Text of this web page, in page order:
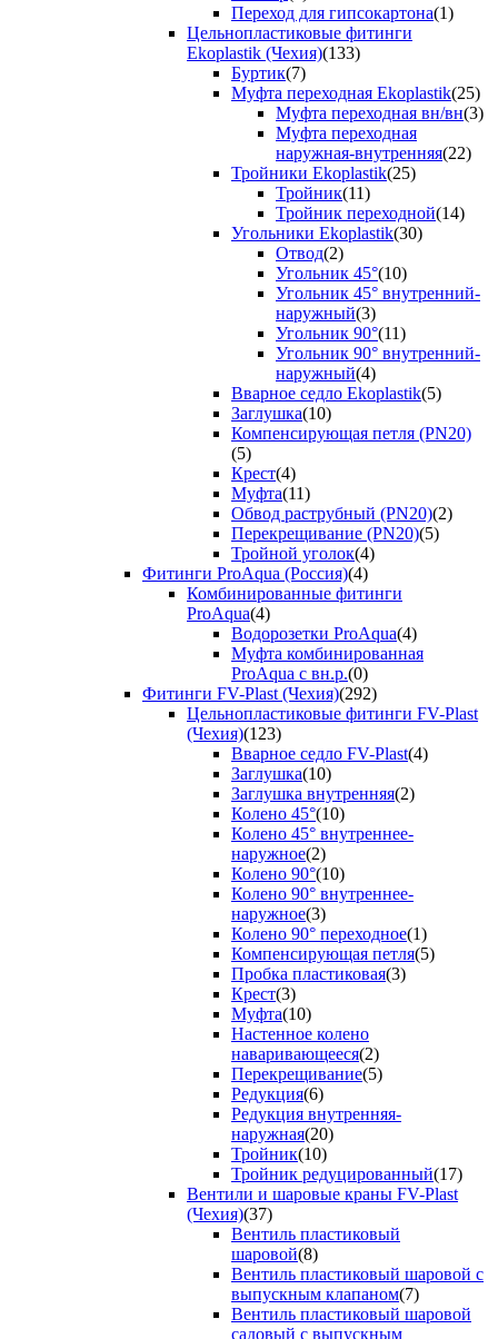
Переход для гипсокартона(1)
Цельнопластиковые фитинги
Ekoplastik (Чехия)(133)
Буртик(7)
Муфта переходная Ekoplastik(25)
Муфта переходная вн/вн(3)
Муфта переходная
наружная-внутренняя(22)
Тройники Ekoplastik(25)
Тройник(11)
Тройник переходной(14)
Угольники Ekoplastik(30)
Отвод(2)
Угольник 45°(10)
Угольник 45° внутренний-
наружный(3)
Угольник 90°(11)
Угольник 90° внутренний-
наружный(4)
Вварное седло Ekoplastik(5)
Заглушка(10)
Компенсирующая петля (PN20)
(5)
Крест(4)
Муфта(11)
Обвод раструбный (PN20)(2)
Перекрещивание (PN20)(5)
Тройной уголок(4)
Фитинги ProAqua (Россия)(4)
Комбинированные фитинги
ProAqua(4)
Водорозетки ProAqua(4)
Муфта комбинированная
ProAqua с вн.р.(0)
Фитинги FV-Plast (Чехия)(292)
Цельнопластиковые фитинги FV-Plast
(Чехия)(123)
Вварное седло FV-Plast(4)
Заглушка(10)
Заглушка внутренняя(2)
Колено 45°(10)
Колено 45° внутреннее-
наружное(2)
Колено 90°(10)
Колено 90° внутреннее-
наружное(3)
Колено 90° переходное(1)
Компенсирующая петля(5)
Пробка пластиковая(3)
Крест(3)
Муфта(10)
Настенное колено
наваривающееся(2)
Перекрещивание(5)
Редукция(6)
Редукция внутренняя-
наружная(20)
Тройник(10)
Тройник редуцированный(17)
Вентили и шаровые краны FV-Plast
(Чехия)(37)
Вентиль пластиковый
шаровой(8)
Вентиль пластиковый шаровой с
выпускным клапаном(7)
Вентиль пластиковый шаровой
садовый с выпускным